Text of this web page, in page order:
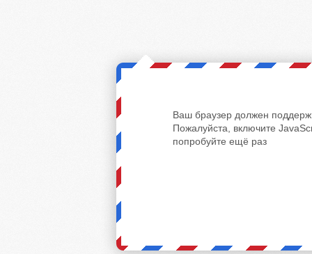
Ваш браузер должен
Пожалуйста, включите
попробуйте ещё раз